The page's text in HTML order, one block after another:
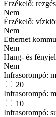
Érzékelő: rezgés
Nem
Érzékelő:
Nem
Ethernet
Nem
Hang- és
Nem
Infrasorompó:
20
Infrasorompó:
10
Infrasorompó: